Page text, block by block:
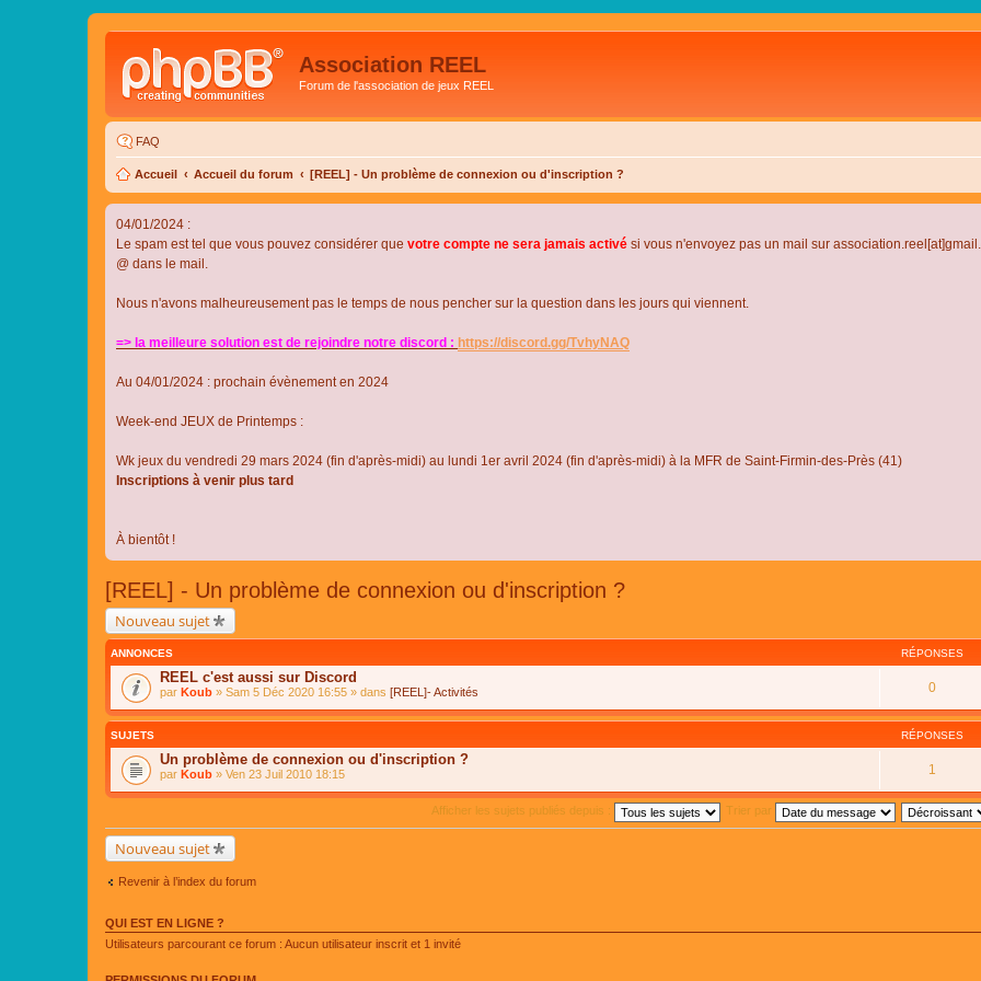
Association REEL
Forum de l'association de jeux REEL
FAQ
Accueil Accueil du forum [REEL] - Un problème de connexion ou d'inscription ?
04/01/2024 :
Le spam est tel que vous pouvez considérer que votre compte ne sera jamais activé si vous n'envoyez pas un mail sur
@ dans le mail.
Nous n'avons malheureusement pas le temps de nous pencher sur la question dans les jours qui viennent.
=> la meilleure solution est de rejoindre notre discord : https://discord.gg/TvhyNAQ
Au 04/01/2024 : prochain évènement en 2024
Week-end JEUX de Printemps :
Wk jeux du vendredi 29 mars 2024 (fin d'après-midi) au lundi 1er avril 2024 (fin d'après-midi) à la MFR de Saint-Firmin-des-Près (41)
Inscriptions à venir plus tard
À bientôt !
[REEL] - Un problème de connexion ou d'inscription ?
Nouveau sujet
ANNONCES RÉPONSES
REEL c'est aussi sur Discord
par Koub » Sam 5 Déc 2020 16:55 » dans [REEL]- Activités 0
SUJETS RÉPONSES
Un problème de connexion ou d'inscription ?
par Koub » Ven 23 Juil 2010 18:15 1
Afficher les sujets publiés depuis : Trier par
Nouveau sujet
Revenir à l’index du forum
QUI EST EN LIGNE ?
Utilisateurs parcourant ce forum : Aucun utilisateur inscrit et 1 invité